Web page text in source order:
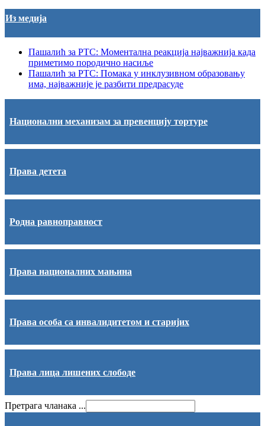
Из медија
Пашалић за РТС: Моментална реакција најважнија када
приметимо породично насиље
Пашалић за РТС: Помака у инклузивном образовању
има, најважније је разбити предрасуде
Национални механизам за превенцију тортуре
Права детета
Родна равноправност
Права националних мањина
Права особа са инвалидитетом и старијих
Права лица лишених слободе
Претрага чланака ...